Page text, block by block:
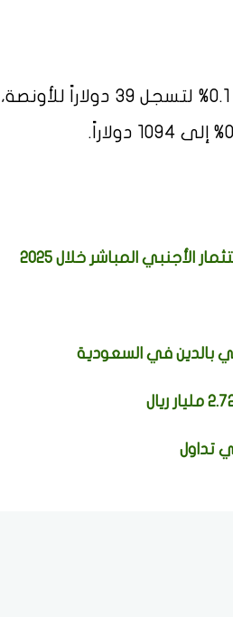
في بقية المعادن النفيسة، ارتفعت الفضة في المعاملات الفورية 0.1% لتسجل 39 دولاراً للأونصة،
الأجنبي المباشر خلال 2025
بالدين في السعودية
تداول